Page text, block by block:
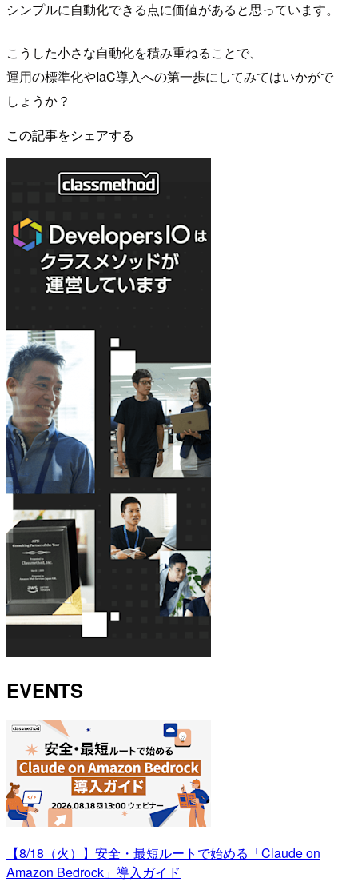
シンプルに自動化できる点に価値があると思っています。
こうした小さな自動化を積み重ねることで、
運用の標準化やIaC導入への第一歩にしてみてはいかがで
しょうか？
この記事をシェアする
EVENTS
【8/18（火）】安全・最短ルートで始める「Claude on
Amazon Bedrock」導入ガイド